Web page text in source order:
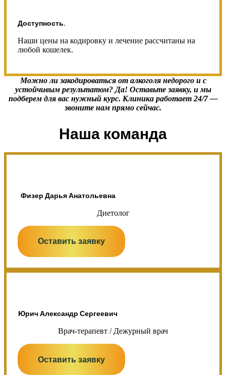
Доступность.
Наши цены на кодировку и лечение рассчитаны на
любой кошелек.
Можно ли закодироваться от алкоголя недорого и с
устойчивым результатом? Да! Оставьте заявку, и мы
подберем для вас нужный курс. Клиника работает 24/7 —
звоните нам прямо сейчас.
Наша команда
Физер Дарья Анатольевна
Диетолог
Оставить заявку
Юрич Александр Сергеевич
Врач-терапевт / Дежурный врач
Оставить заявку